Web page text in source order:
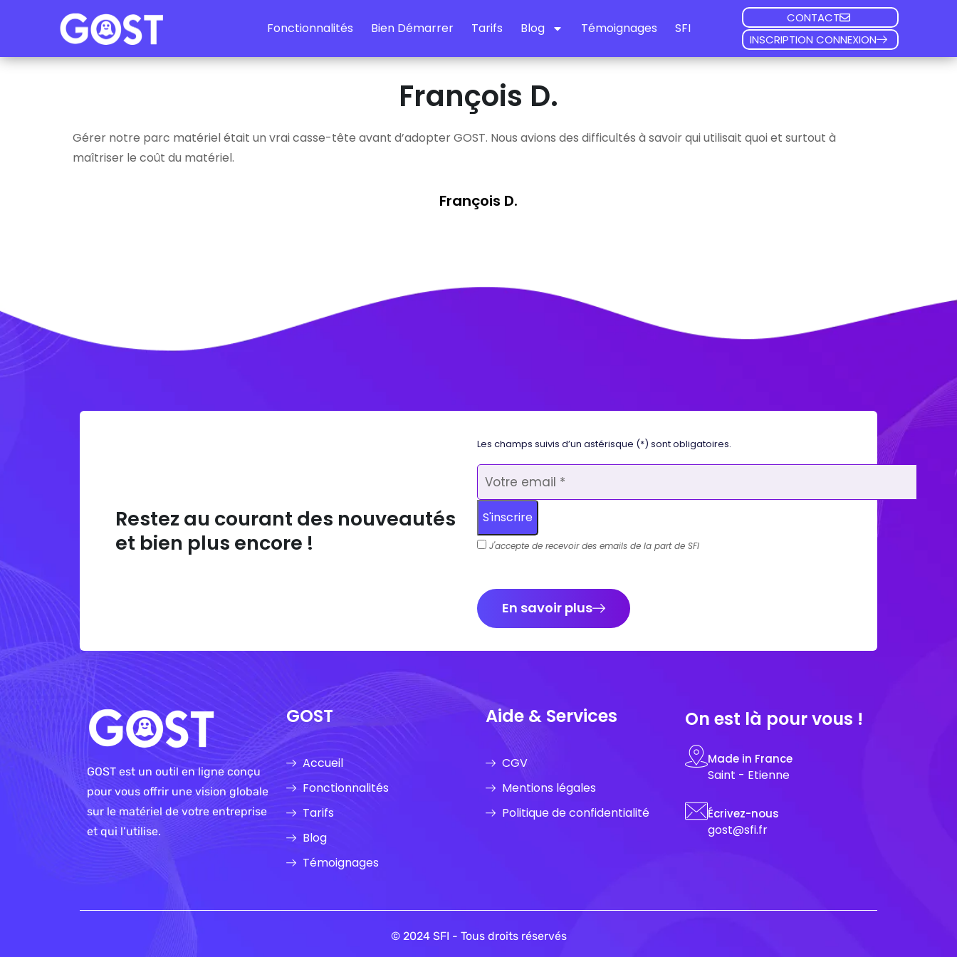
Aller au contenu
Fonctionnalités
Bien Démarrer Tarifs Blog Témoignages SFI
CONTACT
INSCRIPTION CONNEXION
François D.
Gérer notre parc matériel était un vrai casse-tête avant d’adopter GOST. Nous avions des difficultés à savoir qui utilisait quoi et surtout à
maîtriser le coût du matériel.
François D.
Restez au courant des nouveautés
et bien plus encore !
Les champs suivis d’un astérisque (*) sont obligatoires.
J'accepte de recevoir des emails de la part de SFI
En savoir plus
GOST est un outil en ligne conçu
pour vous offrir une vision globale
sur le matériel de votre entreprise
et qui l’utilise.
GOST
Accueil
Fonctionnalités
Tarifs
Blog
Témoignages
Aide & Services
CGV
Mentions légales
Politique de confidentialité
On est là pour vous !
Made in France
Saint - Etienne
Écrivez-nous
gost@sfi.fr
© 2024 SFI - Tous droits réservés